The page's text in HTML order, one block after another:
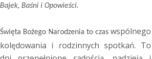
Bajek, Baśni i Opowieści.
Święta Bożego Narodzenia to czaswspólnego
kolędowania i rodzinnych spotkań. To